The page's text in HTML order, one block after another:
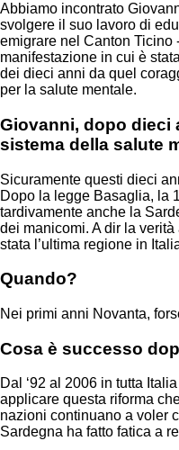
Abbiamo incontrato
svolgere il suo lavoro di
emigrare nel Canton Ticino
manifestazione in cui è
dei dieci anni da quel
per la salute mentale.
Giovanni, dopo dieci
sistema della salute
Sicuramente questi dieci
Dopo la legge Basaglia, la
tardivamente anche la
dei manicomi. A dir la
stata l’ultima regione in
Quando?
Nei primi anni Novanta,
Cosa è successo
Dal ‘92 al 2006 in tutta
applicare questa riforma
nazioni continuano a voler
Sardegna ha fatto fatica a